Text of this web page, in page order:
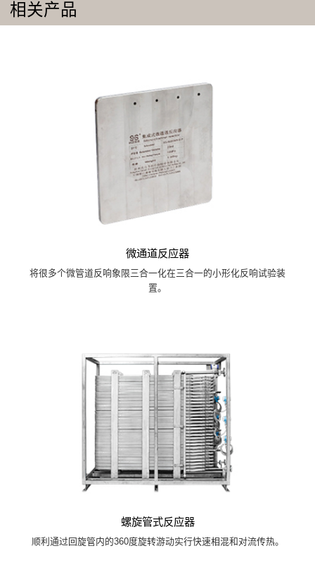
相关产品
微通道反应器
将很多个微管道反响象限三合一化在三合一的小形化反响试验装
置。
螺旋管式反应器
顺利通过回旋管内的360度旋转游动实行快速相混和对流传热。